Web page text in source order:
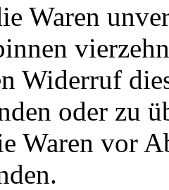
Waren
Widerruf
oder zu
Waren vor